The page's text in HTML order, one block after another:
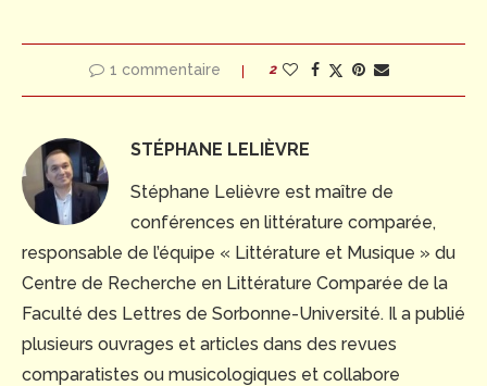
1 commentaire 2
STÉPHANE LELIÈVRE
Stéphane Lelièvre est maître de
conférences en littérature comparée,
responsable de l’équipe « Littérature et Musique » du
Centre de Recherche en Littérature Comparée de la
Faculté des Lettres de Sorbonne-Université. Il a publié
plusieurs ouvrages et articles dans des revues
comparatistes ou musicologiques et collabore